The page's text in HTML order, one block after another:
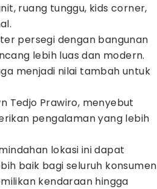
ruang tunggu, kids corner,
persegi dengan bangunan
lebih luas dan modern.
menjadi nilai tambah untuk
Tedjo Prawiro, menyebut
pengalaman yang lebih
lokasi ini dapat
baik bagi seluruh konsumen
kendaraan hingga